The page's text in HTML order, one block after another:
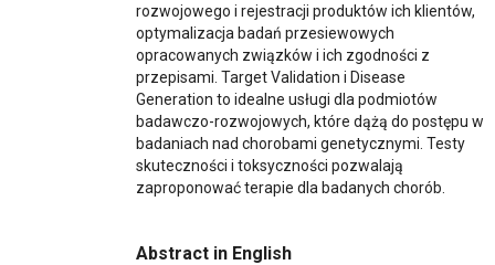
rozwojowego i rejestracji produktów ich klientów,
optymalizacja badań przesiewowych
opracowanych związków i ich zgodności z
przepisami. Target Validation i Disease
Generation to idealne usługi dla podmiotów
badawczo-rozwojowych, które dążą do postępu w
badaniach nad chorobami genetycznymi. Testy
skuteczności i toksyczności pozwalają
zaproponować terapie dla badanych chorób.
Abstract in English